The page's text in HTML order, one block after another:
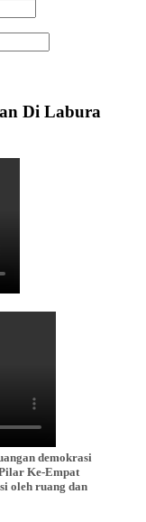
Di Labura
demokrasi
Ke-Empat
oleh ruang dan